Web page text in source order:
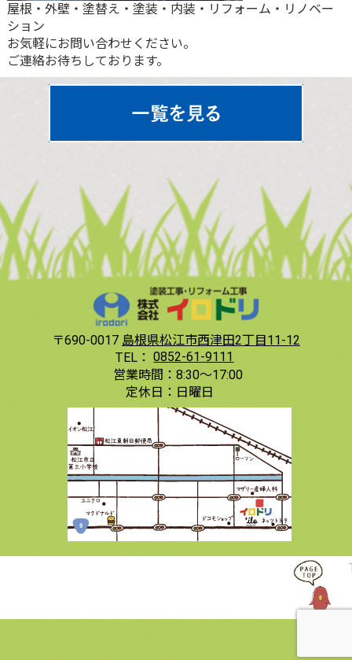
屋根・外壁・塗替え・塗装・内装・リフォーム・リノベー
ション
お気軽にお問い合わせください。
ご連絡お待ちしております。
〒690-0017 島根県松江市西津田2丁目11-12
TEL： 0852-61-9111
営業時間： 8:30〜17:00
定休日： 日曜日